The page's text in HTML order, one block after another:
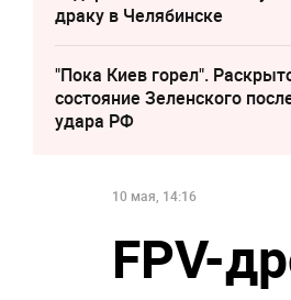
драку в Челябинске
"Пока Киев горел".
состояние Зеленского
удара РФ
10 мая, 14:16
FPV-